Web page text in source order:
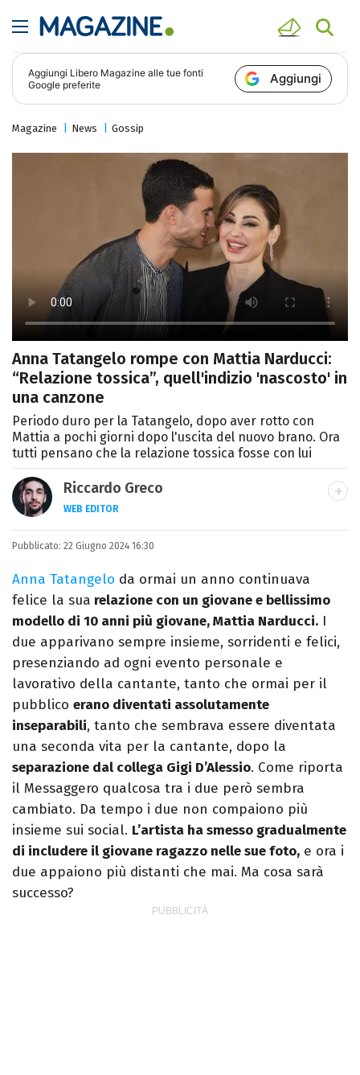
Aggiungi Libero Magazine alle tue fonti
Google preferite
Aggiungi
Magazine News Gossip
Anna Tatangelo rompe con Mattia Narducci:
“Relazione tossica”, quell'indizio 'nascosto' in
una canzone
Periodo duro per la Tatangelo, dopo aver rotto con
Mattia a pochi giorni dopo l'uscita del nuovo brano. Ora
tutti pensano che la relazione tossica fosse con lui
Riccardo Greco
WEB EDITOR
LINKEDIN
Si avvicina all'editoria studiando all'IED
come Fashion Editor. Si specializza poi in
Comunicazione digitale, Giornalismo e
Nuovi media presso La Sapienza,
collaborando con alcune testate ed uffici
stampa.
Pubblicato: 22 Giugno 2024 16:30
Anna Tatangelo da ormai un anno continuava
felice la sua relazione con un giovane e bellissimo
modello di 10 anni più giovane, Mattia Narducci. I
due apparivano sempre insieme, sorridenti e felici,
presenziando ad ogni evento personale e
lavorativo della cantante, tanto che ormai per il
pubblico erano diventati assolutamente
inseparabili, tanto che sembrava essere diventata
una seconda vita per la cantante, dopo la
separazione dal collega Gigi D’Alessio. Come riporta
il Messaggero qualcosa tra i due però sembra
cambiato. Da tempo i due non compaiono più
insieme sui social. L’artista ha smesso gradualmente
di includere il giovane ragazzo nelle sue foto, e ora i
due appaiono più distanti che mai. Ma cosa sarà
successo?